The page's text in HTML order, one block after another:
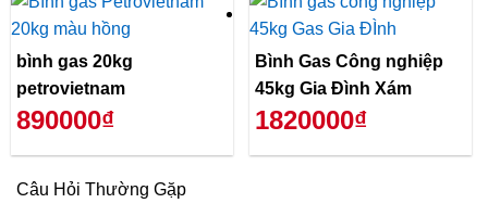
bình gas 20kg
petrovietnam
890000₫
Bình Gas Công nghiệp
45kg Gia Đình Xám
1820000₫
Câu Hỏi Thường Gặp